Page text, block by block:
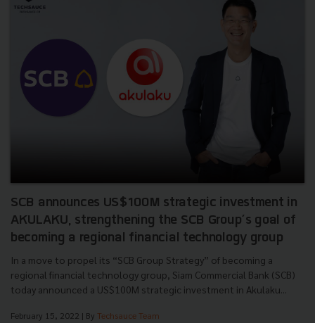
SCB announces US$100M strategic investment in
AKULAKU, strengthening the SCB Group’s goal of
becoming a regional financial technology group
In a move to propel its “SCB Group Strategy” of becoming a
regional financial technology group, Siam Commercial Bank (SCB)
today announced a US$100M strategic investment in Akulaku...
February 15, 2022 | By Techsauce Team